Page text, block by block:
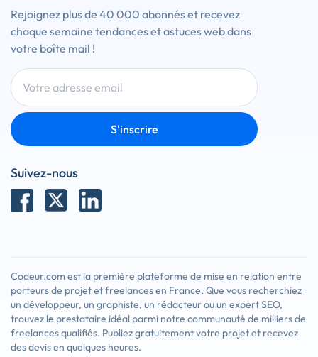
Rejoignez plus de 40 000 abonnés et recevez
chaque semaine tendances et astuces web dans
votre boîte mail !
S'inscrire
Suivez-nous
Codeur.com est la première plateforme de mise en relation entre
porteurs de projet et freelances en France. Que vous recherchiez
un développeur, un graphiste, un rédacteur ou un expert SEO,
trouvez le prestataire idéal parmi notre communauté de milliers de
freelances qualifiés. Publiez gratuitement votre projet et recevez
des devis en quelques heures.